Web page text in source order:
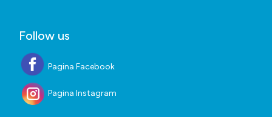
Follow us
Pagina Facebook
Pagina Instagram